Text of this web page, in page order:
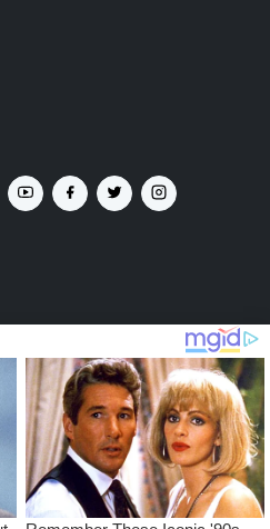
mendapatkan berita
penting dari kami.